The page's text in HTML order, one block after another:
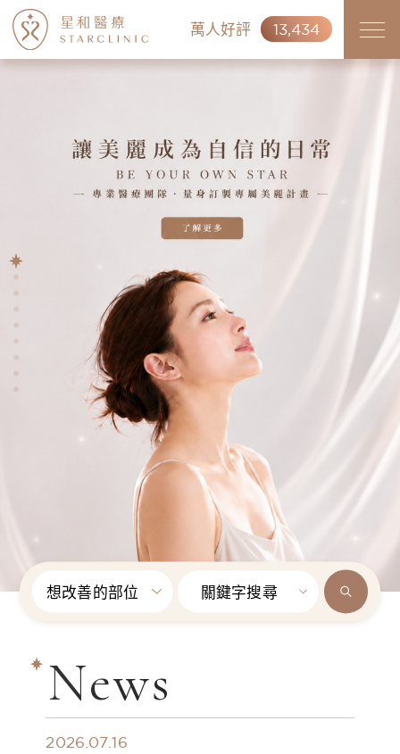
萬人好評 13,434
想改善的部位 關鍵字搜尋
News
2026.07.16